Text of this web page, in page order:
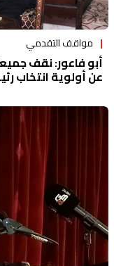
مواقف التقدمي
أبو فاعور: نقف
عن أولوية انتخاب
وتعيين مجلس